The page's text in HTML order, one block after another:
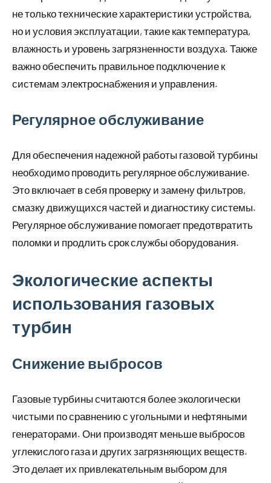
не только технические характеристики устройства,
но и условия эксплуатации, такие как температура,
влажность и уровень загрязненности воздуха. Также
важно обеспечить правильное подключение к
системам электроснабжения и управления.
Регулярное обслуживание
Для обеспечения надежной работы газовой турбины
необходимо проводить регулярное обслуживание.
Это включает в себя проверку и замену фильтров,
смазку движущихся частей и диагностику системы.
Регулярное обслуживание помогает предотвратить
поломки и продлить срок службы оборудования.
Экологические аспекты
использования газовых
турбин
Снижение выбросов
Газовые турбины считаются более экологически
чистыми по сравнению с угольными и нефтяными
генераторами. Они производят меньше выбросов
углекислого газа и других загрязняющих веществ.
Это делает их привлекательным выбором для